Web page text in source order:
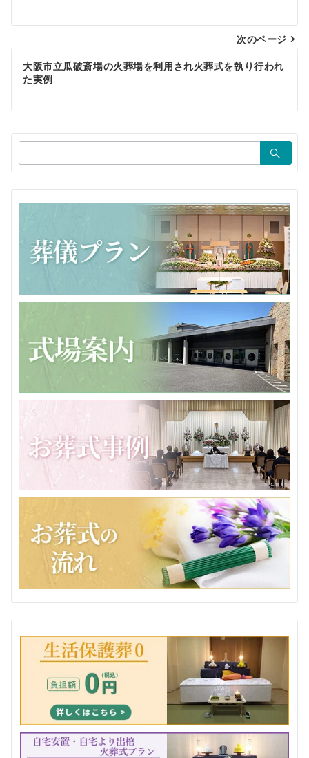
ナ
ビ
ゲ
ー
シ
ョ
ン
次のページ
大阪市立瓜破斎場の火葬場を利用され火葬式を執り行われ
た実例
索：